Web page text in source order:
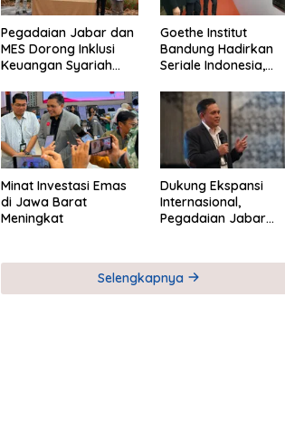
Pegadaian Jabar dan
MES Dorong Inklusi
Keuangan Syariah
UMKM
Goethe Institut
Bandung Hadirkan
Seriale Indonesia,
Global Industri Serial
Minat Investasi Emas
di Jawa Barat
Meningkat
Dukung Ekspansi
Internasional,
Pegadaian Jabar
Pegadaian Timor
Leste
Selengkapnya